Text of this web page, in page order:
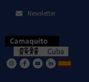
Newsletter